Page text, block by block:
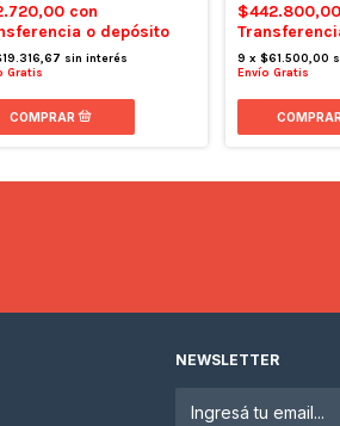
con
o depósito
sin interés
Gratis
$442.800,00
9 x $61.500,00
Envío Gratis
COMPRAR
NEWSLETTER